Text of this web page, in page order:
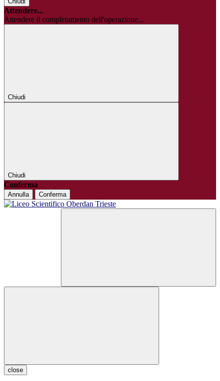
Attendere...
Attendere il completamento dell'operazione...
Chiudi
Chiudi
Conferma
Annulla Conferma
close